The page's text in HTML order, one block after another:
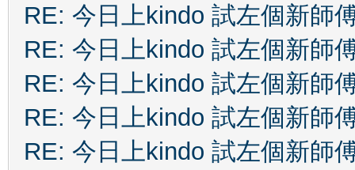
RE: 今日上kindo 試左個新師
RE: 今日上kindo 試左個新師
RE: 今日上kindo 試左個新師
RE: 今日上kindo 試左個新師
RE: 今日上kindo 試左個新師